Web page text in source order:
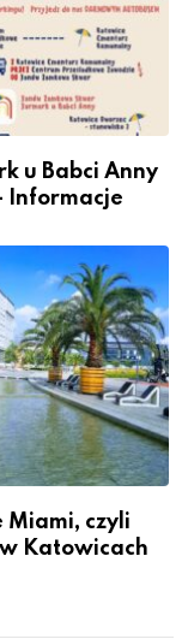
u Babci Anny
Informacje
Miami, czyli
w Katowicach